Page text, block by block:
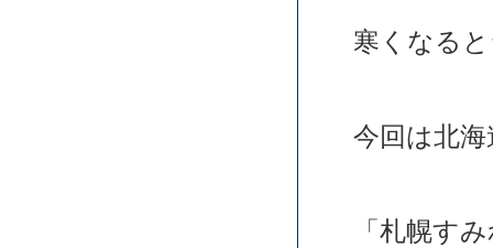
寒くなる
今回は北
「札幌す